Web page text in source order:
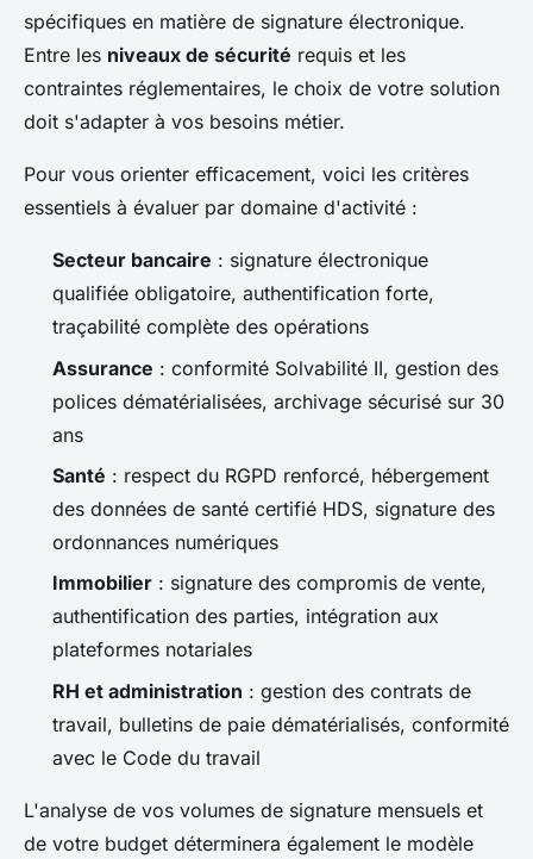
spécifiques en matière de signature électronique.
Entre les niveaux de sécurité requis et les
contraintes réglementaires, le choix de votre solution
doit s'adapter à vos besoins métier.
Pour vous orienter efficacement, voici les critères
essentiels à évaluer par domaine d'activité :
Secteur bancaire : signature électronique
qualifiée obligatoire, authentification forte,
traçabilité complète des opérations
Assurance : conformité Solvabilité II, gestion des
polices dématérialisées, archivage sécurisé sur 30
ans
Santé : respect du RGPD renforcé, hébergement
des données de santé certifié HDS, signature des
ordonnances numériques
Immobilier : signature des compromis de vente,
authentification des parties, intégration aux
plateformes notariales
RH et administration : gestion des contrats de
travail, bulletins de paie dématérialisés, conformité
avec le Code du travail
L'analyse de vos volumes de signature mensuels et
de votre budget déterminera également le modèle